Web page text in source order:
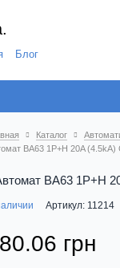
Блог
Каталог
ВА63 1P+Н 20A (4.5kA)
ВА63 1P+Н
Артикул: 11214
грн